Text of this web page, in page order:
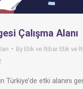
Çalışma Alanı
By Etik ve İtibar Etik ve
Türkiye’de etki alanını